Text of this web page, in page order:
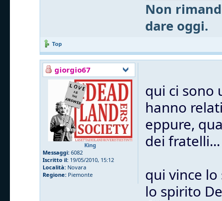
Non
dare oggi.
Top
giorgio67
King
Messaggi: 6082
Iscritto il: 19/05/2010, 15:12
Località: Novara
Regione: Piemonte
qui ci sono
hanno
eppure,
dei fratelli...
qui vince
lo spirito